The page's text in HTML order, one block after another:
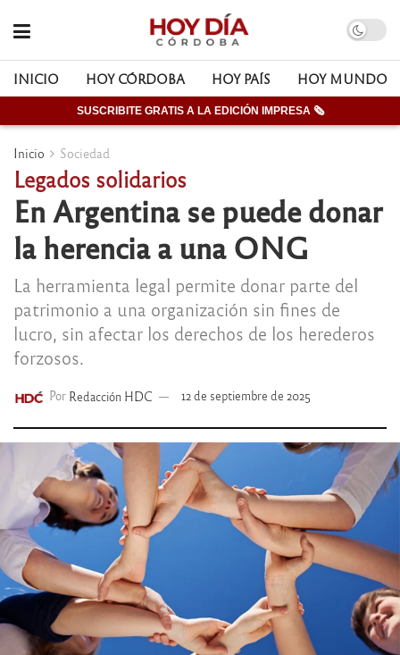
INICIO HOY CÓRDOBA HOY PAÍS HOY MUNDO
SUSCRIBITE GRATIS A LA EDICIÓN IMPRESA 🗞
Inicio Sociedad
Legados solidarios
En Argentina se puede donar
la herencia a una ONG
La herramienta legal permite donar parte del
patrimonio a una organización sin fines de
lucro, sin afectar los derechos de los herederos
forzosos.
Por Redacción HDC 12 de septiembre de 2025